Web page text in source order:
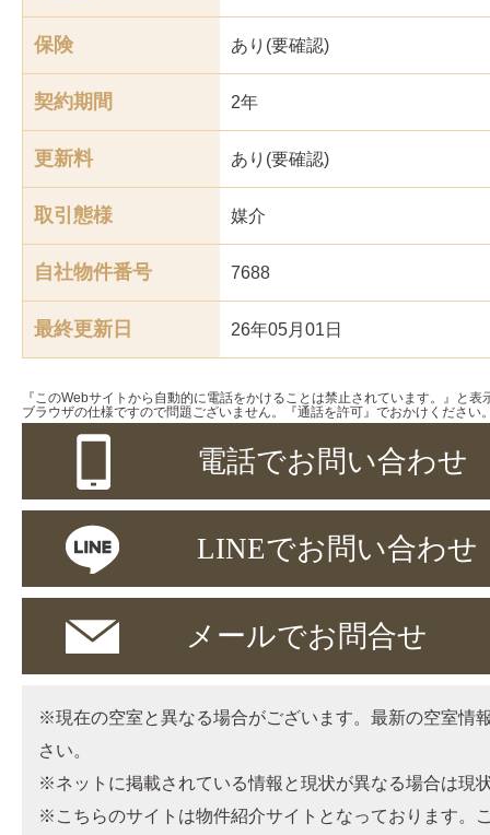
保険 あり(要確認)
契約期間 2年
更新料 あり(要確認)
取引態様 媒介
自社物件番号 7688
最終更新日 26年05月01日
『このWebサイトから自動的に電話をかけることは禁止されています。』と
ブラウザの仕様ですので問題ございません。『通話を許可』でおかけください
電話でお問い合わせ
LINEでお問い合わせ
メールでお問合せ
※現在の空室と異なる場合がございます。最新の空室情
さい。
※ネットに掲載されている情報と現状が異なる場合は現
※こちらのサイトは物件紹介サイトとなっております。